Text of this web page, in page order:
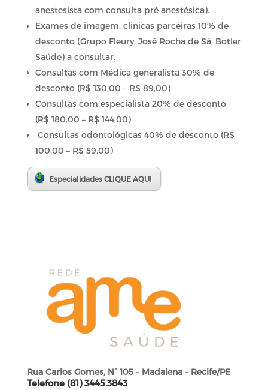
anestesista com consulta pré anestésica).
Exames de imagem, clinicas parceiras 10% de
desconto (Grupo Fleury, José Rocha de Sá, Botler
Saúde) a consultar.
Consultas com Médica generalista 30% de
desconto (R$ 130,00 – R$ 89,00)
Consultas com especialista 20% de desconto
(R$ 180,00 – R$ 144,00)
Consultas odontológicas 40% de desconto (R$
100,00 – R$ 59,00)
Especialidades CLIQUE AQUI
Rua Carlos Gomes, N° 105 – Madalena – Recife/PE
Telefone (81) 3445.3843